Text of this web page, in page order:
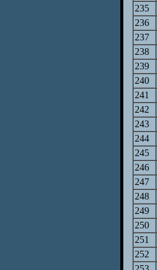
235
236
237
238
239
240
241
242
243
244
245
246
247
248
249
250
251
252